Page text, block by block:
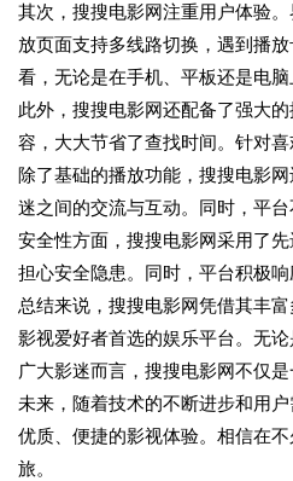
其次，搜搜电影网注重用户体验
放页面支持多线路切换，遇到播
看，无论是在手机、平板还是电
此外，搜搜电影网还配备了强大
容，大大节省了查找时间。针对
除了基础的播放功能，搜搜电影
迷之间的交流与互动。同时，平
安全性方面，搜搜电影网采用了
担心安全隐患。同时，平台积极
总结来说，搜搜电影网凭借其丰
影视爱好者首选的娱乐平台。无
广大影迷而言，搜搜电影网不仅
未来，随着技术的不断进步和用
优质、便捷的影视体验。相信在
旅。